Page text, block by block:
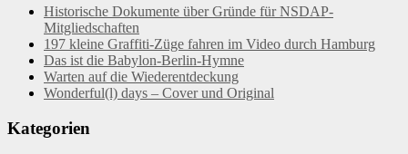
Historische Dokumente über Gründe für NSDAP-
Mitgliedschaften
197 kleine Graffiti-Züge fahren im Video durch Hamburg
Das ist die Babylon-Berlin-Hymne
Warten auf die Wiederentdeckung
Wonderful(l) days – Cover und Original
Kategorien